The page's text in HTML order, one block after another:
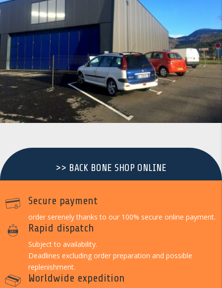
>> BACK BONE SHOP ONLINE
Secure payment
order serenely thanks to our 100% secure online payment.
Rapid dispatch
Subject to availability.
Deadlines excluding order preparation and possible
replenishment.
Worldwide expedition